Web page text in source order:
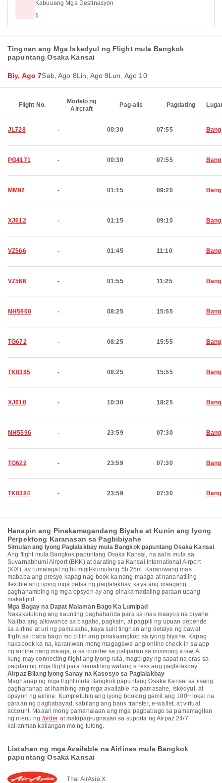
Kabuuang Mga Destinasyon
1
Tingnan ang Mga Iskedyul ng Flight mula Bangkok
papuntang Osaka Kansai
Biy, Ago 7Sab, Ago 8Lin, Ago 9Lun, Ago 10
Flight No.
Modelo ng
Aircraft
Pag-alis Pagdating
JL728 - 00:30 07:55
PG4171 - 00:30 07:55
MM92 - 01:15 09:20
XJ612 - 01:15 09:10
VZ566 - 01:45 11:10
VZ566 - 01:55 11:25
NH5960 - 08:25 15:55
TG672 - 08:25 15:55
TK8385 - 08:25 15:55
XJ610 - 10:30 18:25
NH5596 - 23:59 07:30
TG622 - 23:59 07:30
TK8384 - 23:59 07:30
Hanapin ang Pinakamagandang Biyahe at Kunin ang Iyong
Perpektong Karanasan sa Pagbibiyahe
Simulan ang Iyong Paglalakbay mula Bangkok papuntang Osaka Kansai
Ang flight mula Bangkok papuntang Osaka Kansai, na aalis mula sa
Suvarnabhumi Airport (BKK) at darating sa Kansai International Airport
(KIX), ay tumatagal ng humigit-kumulang 5h 25m. Karaniwang mas
mababa ang presyo kapag nag-book ka nang maaga at nananatiling
flexible ang iyong mga petsa ng paglalakbay, kaya ang maagang
paghahambing ng mga opsyon ay ang pinakamadaling paraan upang
makatipid.
Mga Bagay na Dapat Malaman Bago Ka Lumipad
Nakakatulong ang kaunting paghahanda para sa mas maayos na biyahe.
Naiiba ang allowance sa bagahe, pagkain, at pagpili ng upuan depende
sa airline at uri ng pamasahe, kaya sulit tingnan ang detalye ng bawat
flight sa ibaba bago mo piliin ang pinakaangkop sa iyong biyahe. Kapag
nakabook ka na, karaniwan mong magagawa ang online check-in sa app
ng airline nang maaga, o sa counter sa paliparan sa mismong araw. At
kung may connecting flight ang iyong ruta, magbigay ng sapat na oras sa
pagitan ng mga flight para manatiling walang stress ang paglalakbay.
Airpaz Bilang Iyong Sanay na Kasosyo sa Paglalakbay
Maghanap ng mga flight mula Bangkok papuntang Osaka Kansai sa iisang
paghahanap at ihambing ang mga available na pamasahe, iskedyul, at
opsyon ng airline. Kumpletuhin ang iyong booking gamit ang 100+ lokal na
paraan ng pagbabayad, kabilang ang bank transfer, e-wallet, at virtual
account. Maaari mong pamahalaan ang mga pagbabago sa pamamagitan
ng menu ng /order at makipag-ugnayan sa suporta ng Airpaz 24/7
kailanman kailangan mo ng tulong.
Listahan ng mga Available na Airlines mula Bangkok
papuntang Osaka Kansai
Thai AirAsia X